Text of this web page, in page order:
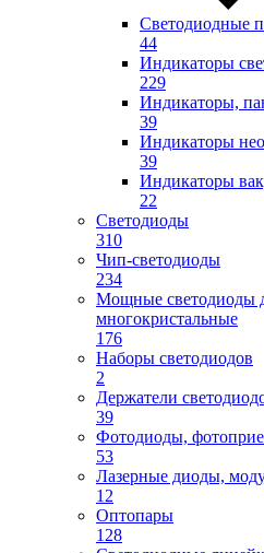
Светодиодные
44
Индикаторы
229
Индикаторы,
39
Индикаторы
39
Индикаторы
22
Светодиоды
310
Чип-светодиоды
234
Мощные светодиоды
многокристальные
176
Наборы светодиодов
2
Держатели
39
Фотодиоды,
53
Лазерные диоды,
12
Оптопары
128